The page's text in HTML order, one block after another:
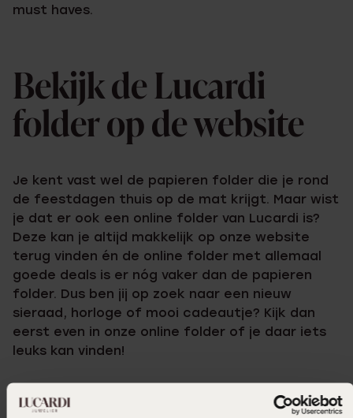
must haves.
Bekijk de Lucardi
folder op de website
Je kent vast wel de papieren folder die je rond
de feestdagen thuis op de mat krijgt. Maar wist
je dat er ook een online folder van Lucardi is?
Deze kan je altijd makkelijk op onze website
terug vinden én de online folder met allemaal
goede deals is er nóg vaker dan de papieren
folder. Dus ben jij op zoek naar een nieuw
sieraad, horloge of mooi cadeautje? Kijk dan
eerst even in onze online folder of je daar iets
leuks kan vinden!